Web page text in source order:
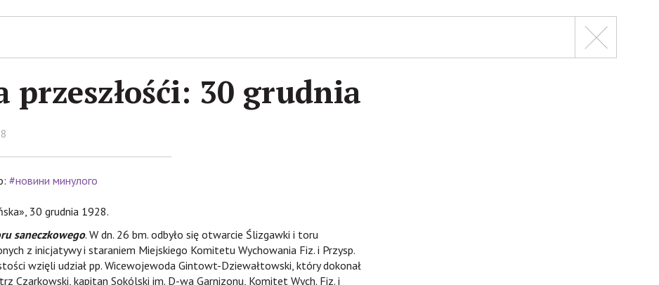
przeszłośći: 30 grudnia
#новини минулого
30 grudnia 1928.
saneczkowego. W dn. 26 bm. odbyło się otwarcie Ślizgawki i toru
z inicjatywy i staraniem Miejskiego Komitetu Wychowania Fiz. i Przysp.
wzięli udział pp. Wicewojewoda Gintowt-Dziewałtowski, który dokonał
Czarkowski, kapitan Sokólski im. D-wa Garnizonu, Komitet Wych. Fiz. i